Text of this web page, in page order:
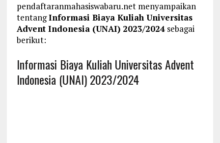
pendaftaranmahasiswabaru.net menyampaikan
tentangInformasi Biaya Kuliah Universitas
Advent Indonesia (UNAI) 2023/2024sebagai
berikut:
Informasi Biaya Kuliah Universitas Advent
Indonesia (UNAI) 2023/2024